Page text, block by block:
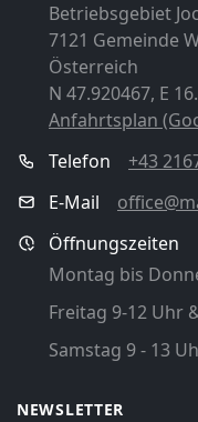
Betriebsgebiet
7121 Gemeinde
Österreich
N 47.920467, E
Anfahrtsplan
Telefon
+43
E-Mail
Öffnungszeiten
Montag bis
Freitag 9-12 Uhr
Samstag 9 - 13
NEWSLETTER